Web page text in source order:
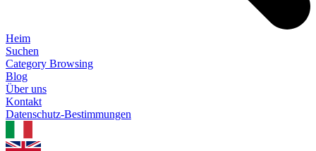
Heim
Suchen
Category Browsing
Blog
Über uns
Kontakt
Datenschutz-Bestimmungen